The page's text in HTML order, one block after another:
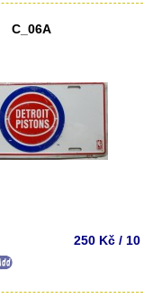
C_06A
250 Kč / 10